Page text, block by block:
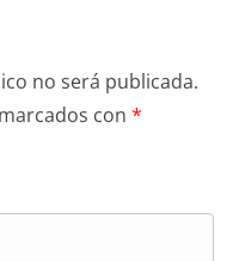
no será publicada.
con *